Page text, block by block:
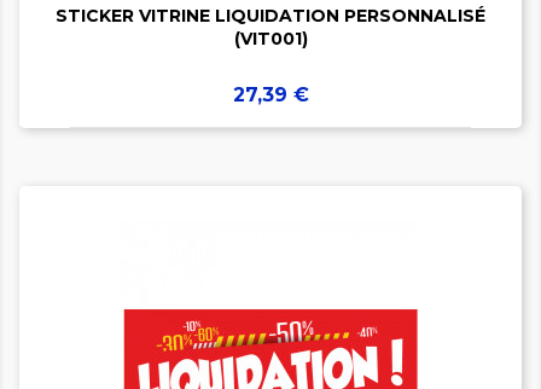
STICKER VITRINE LIQUIDATION PERSONNALISÉ
(VIT001)
Prix
27,39 €
